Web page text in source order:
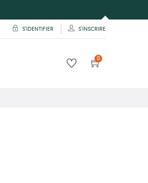
S'IDENTIFIER S'INSCRIRE
0